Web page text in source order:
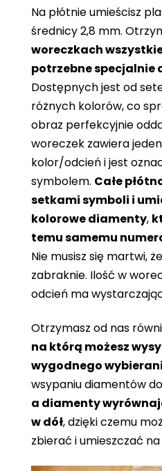
Na płótnie umieścisz
średnicy 2,8 mm.
woreczkach
potrzebne specjalnie
Dostępnych jest od
różnych kolorów, co
obraz perfekcyjnie
woreczek zawiera
kolor/odcień i jest
symbolem. Całe
setkami symboli i
kolorowe diamenty,
temu samemu
Nie musisz się martwi,
zabraknie. Ilość w
odcień ma
Otrzymasz od nas
na którą możesz
wygodnego
wsypaniu diamentów
a diamenty
w dół, dzięki czemu
zbierać i umieszczać